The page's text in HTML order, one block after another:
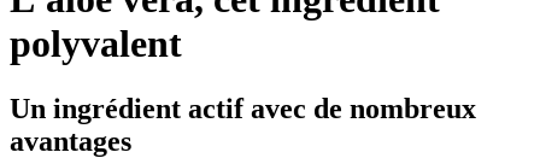
polyvalent
Un ingrédient actif avec de nombreux
avantages